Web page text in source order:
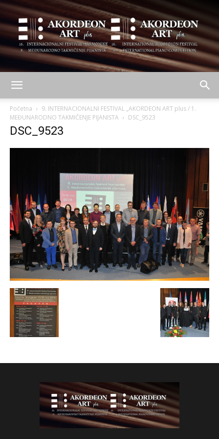
plus
Početna
9. INTERNACIONALNI FESTIVAL „AKORDEON ART plus / 1.
MEĐUNARODNO TAKMIČENJE PIJANISTA
DSC_9523
DSC_9523